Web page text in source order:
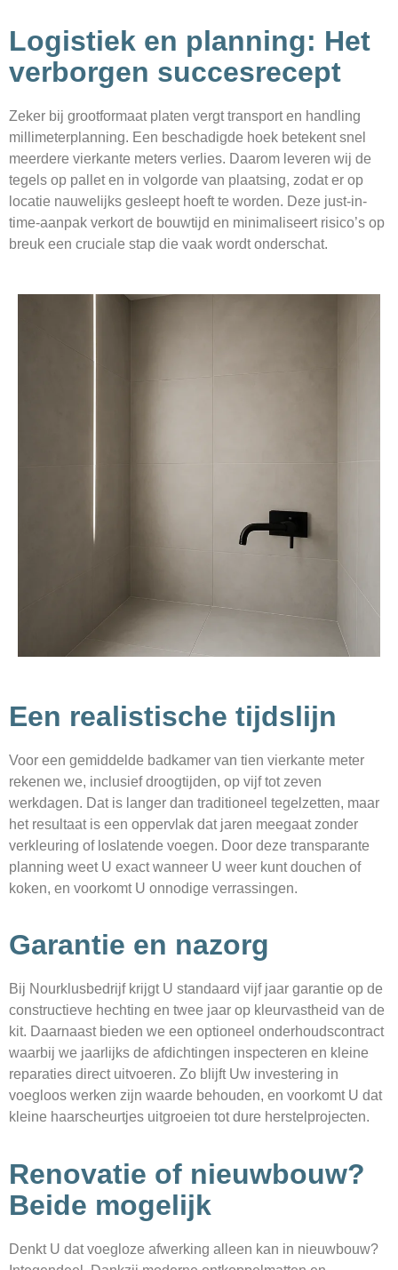
Logistiek en planning: Het
verborgen succesrecept
Zeker bij grootformaat platen vergt transport en handling
millimeterplanning. Een beschadigde hoek betekent snel
meerdere vierkante meters verlies. Daarom leveren wij de
tegels op pallet en in volgorde van plaatsing, zodat er op
locatie nauwelijks gesleept hoeft te worden. Deze just-in-
time-aanpak verkort de bouwtijd en minimaliseert risico’s op
breuk een cruciale stap die vaak wordt onderschat.
Een realistische tijdslijn
Voor een gemiddelde badkamer van tien vierkante meter
rekenen we, inclusief droogtijden, op vijf tot zeven
werkdagen. Dat is langer dan traditioneel tegelzetten, maar
het resultaat is een oppervlak dat jaren meegaat zonder
verkleuring of loslatende voegen. Door deze transparante
planning weet U exact wanneer U weer kunt douchen of
koken, en voorkomt U onnodige verrassingen.
Garantie en nazorg
Bij Nourklusbedrijf krijgt U standaard vijf jaar garantie op de
constructieve hechting en twee jaar op kleurvastheid van de
kit. Daarnaast bieden we een optioneel onderhouds­contract
waarbij we jaarlijks de afdichtingen inspecteren en kleine
reparaties direct uitvoeren. Zo blijft Uw investering in
voegloos werken zijn waarde behouden, en voorkomt U dat
kleine haarscheurtjes uitgroeien tot dure herstelprojecten.
Renovatie of nieuwbouw?
Beide mogelijk
Denkt U dat voegloze afwerking alleen kan in nieuwbouw?